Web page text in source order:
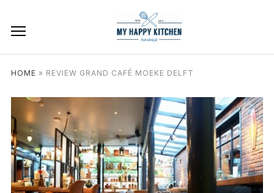
HOME » REVIEW GRAND CAFÉ MOEKE DELFT